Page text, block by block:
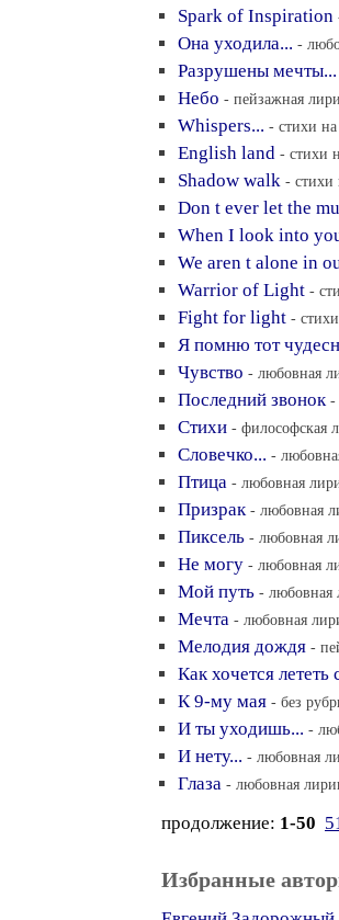
Spark of Inspiration
Она уходила... -
Разрушены мечты...
Небо - пейзажная
Whispers... - стихи
English land - стихи
Shadow walk - стихи
Don t ever let the
When I look into
We aren t alone in
Warrior of Light -
Fight for light -
Я помню тот
Чувство - любовная
Последний звонок -
Стихи - философская
Словечко... -
Птица - любовная
Призрак - любовная
Пиксель - любовная
Не могу - любовная
Мой путь - любовная
Мечта - любовная
Мелодия дождя -
Как хочется лететь
К 9-му мая - без
И ты уходишь... -
И нету... - любовная
Глаза - любовная
продолжение: 1-50
Избранные